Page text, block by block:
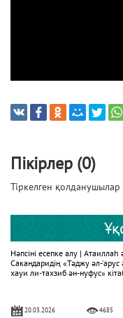
Пікірлер (0)
Тіркелген
Нәпсіні есепке алу | Атаиллаһ
Сакандаридің «Тәджу әл-‘арус
хауи ли-тахзиб ән-нуфус»
20.03.2026 4685